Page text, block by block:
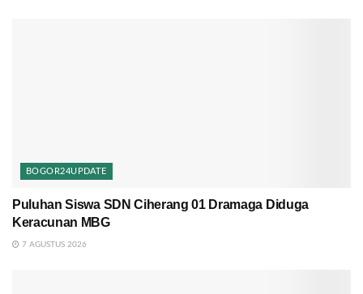
BOGOR24UPDATE
Puluhan Siswa SDN Ciherang 01 Dramaga Diduga
Keracunan MBG
7 AGUSTUS 2026